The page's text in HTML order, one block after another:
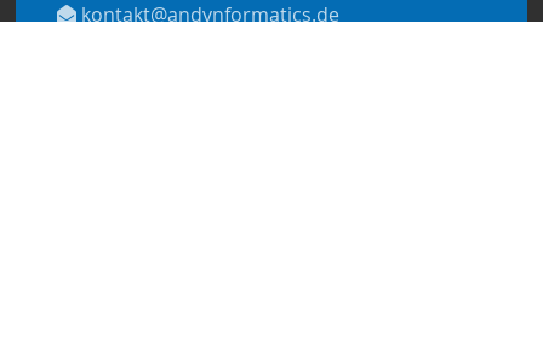
kontakt@andynformatics.de